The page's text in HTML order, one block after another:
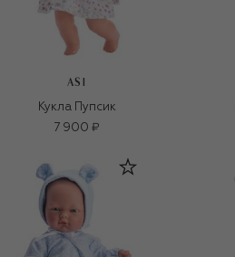
ASI
Кукла Пупсик
7 900 ₽